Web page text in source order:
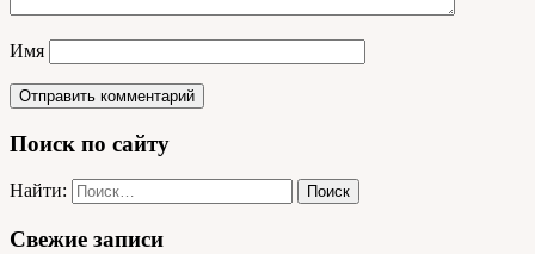
Имя
Поиск по сайту
Найти:
Свежие записи